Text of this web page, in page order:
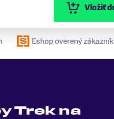
Vložiť
Eshop overený
Trek na